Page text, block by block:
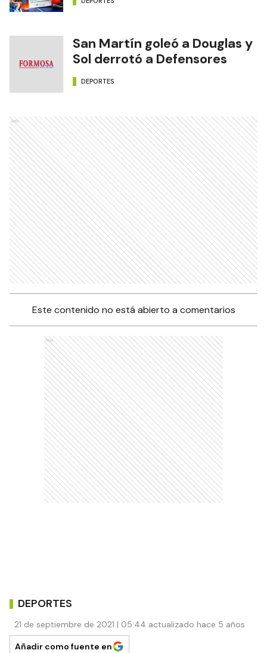
San Martín goleó a Douglas y
Sol derrotó a Defensores
DEPORTES
Ads
Este contenido no está abierto a comentarios
Ads
DEPORTES
21 de septiembre de 2021 | 05:44 actualizado hace 5 años
Añadir como fuente en